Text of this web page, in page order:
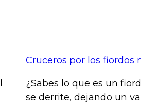
Cruceros por los fiordos
¿Sabes lo que es un
se derrite, dejando un